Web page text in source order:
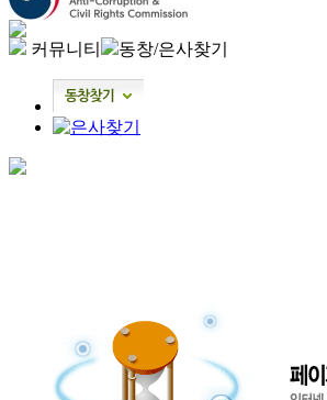
커뮤니티 동창/은사찾기